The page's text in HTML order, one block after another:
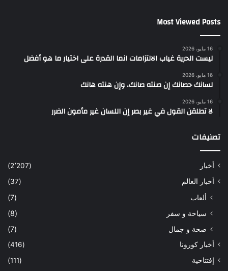
Most Viewed Posts
16 مايو، 2026
ليست الحرية غياب الالتزامات انما القدرة على اختيار ما هو أفضل
16 مايو، 2026
لسانك حصانك إن صنته صانك، وإن هنته هانك
16 مايو، 2026
لا تطلقن القول في غير بصر إن اللسان غير مأمون الضرر
تصنيفات
أخبار
(2٬207)
أخبار العالم
(37)
ألعاب
(7)
سياحة و سفر
(8)
صحة و جمال
(7)
أخبار كورونا
(416)
إفتتاحية
(111)